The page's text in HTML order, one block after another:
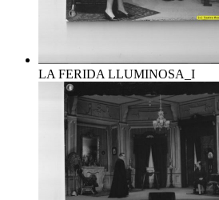
LA FERIDA LLUMINOSA_I